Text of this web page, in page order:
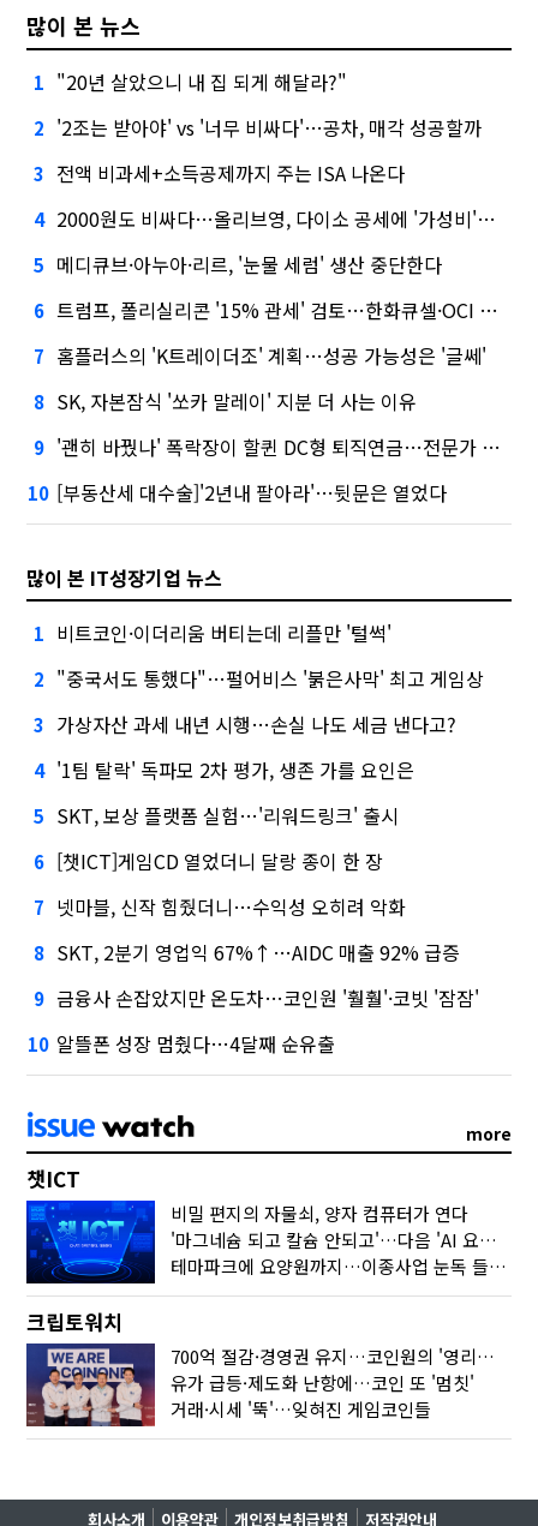
많이 본 뉴스
1 "20년 살았으니 내 집 되게 해달라?"
2 '2조는 받아야' vs '너무 비싸다'…공차, 매각 성공할까
3 전액 비과세+소득공제까지 주는 ISA 나온다
4 2000원도 비싸다…올리브영, 다이소 공세에 '가성비'로 맞불
5 메디큐브·아누아·리르, '눈물 세럼' 생산 중단한다
6 트럼프, 폴리실리콘 '15% 관세' 검토…한화큐셀·OCI 영향은?
7 홈플러스의 'K트레이더조' 계획…성공 가능성은 '글쎄'
8 SK, 자본잠식 '쏘카 말레이' 지분 더 사는 이유
9 '괜히 바꿨나' 폭락장이 할퀸 DC형 퇴직연금…전문가 조언은
10 [부동산세 대수술]'2년내 팔아라'…뒷문은 열었다
많이 본 IT성장기업 뉴스
1 비트코인·이더리움 버티는데 리플만 '털썩'
2 "중국서도 통했다"…펄어비스 '붉은사막' 최고 게임상
3 가상자산 과세 내년 시행…손실 나도 세금 낸다고?
4 '1팀 탈락' 독파모 2차 평가, 생존 가를 요인은
5 SKT, 보상 플랫폼 실험…'리워드링크' 출시
6 [챗ICT]게임CD 열었더니 달랑 종이 한 장
7 넷마블, 신작 힘줬더니…수익성 오히려 악화
8 SKT, 2분기 영업익 67%↑…AIDC 매출 92% 급증
9 금융사 손잡았지만 온도차…코인원 '훨훨'·코빗 '잠잠'
10 알뜰폰 성장 멈췄다…4달째 순유출
more
챗ICT
비밀 편지의 자물쇠, 양자 컴퓨터가 연다
'마그네슘 되고 칼슘 안되고'…다음 'AI 요약' 갈 길은
테마파크에 요양원까지…이종사업 눈독 들이는 게임사
크립토워치
700억 절감·경영권 유지…코인원의 '영리한 딜'
유가 급등·제도화 난항에…코인 또 '멈칫'
거래·시세 '뚝'…잊혀진 게임코인들
회사소개 이용약관 개인정보취급방침 저작권안내